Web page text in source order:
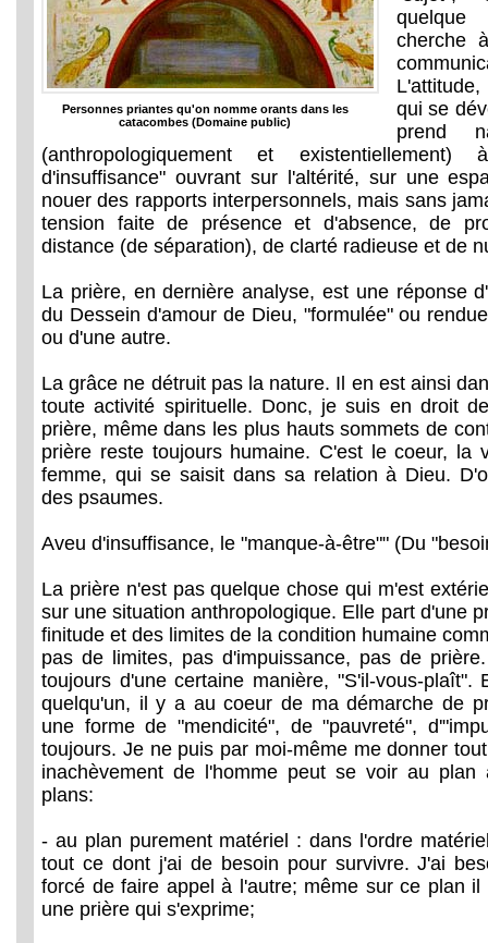
Personnes priantes qu'on nomme orants dans les
catacombes (Domaine public)
cherche
L'attitude,
qui se
prend
(anthropologiquement et
d'insuffisance" ouvrant sur l'altérité, sur une
nouer des rapports interpersonnels, mais sans
tension faite de présence et d'absence, de
distance (de séparation), de clarté radieuse et de
La prière, en dernière analyse, est une réponse
du Dessein d'amour de Dieu, "formulée" ou
ou d'une autre.
La grâce ne détruit pas la nature. Il en est ainsi
toute activité spirituelle. Donc, je suis en droit
prière, même dans les plus hauts sommets de
prière reste toujours humaine. C'est le coeur, la
femme, qui se saisit dans sa relation à Dieu.
des psaumes.
Aveu d'insuffisance, le "manque-à-être"" (Du
La prière n'est pas quelque chose qui m'est
sur une situation anthropologique. Elle part d'une
finitude et des limites de la condition humaine
pas de limites, pas d'impuissance, pas de
toujours d'une certaine manière, "S'il-vous-plaît".
quelqu'un, il y a au coeur de ma démarche de
une forme de "mendicité", de "pauvreté",
toujours. Je ne puis par moi-même me donner
inachèvement de l'homme peut se voir au plan
plans:
- au plan purement matériel : dans l'ordre
tout ce dont j'ai de besoin pour survivre. J'ai
forcé de faire appel à l'autre; même sur ce plan
une prière qui s'exprime;